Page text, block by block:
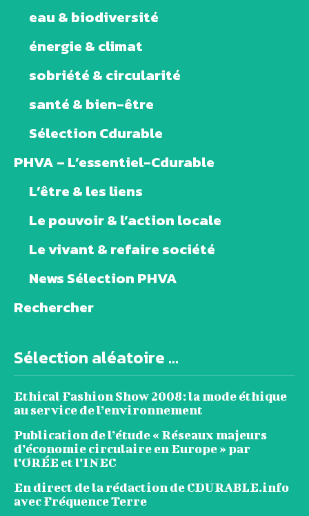
eau & biodiversité
énergie & climat
sobriété & circularité
santé & bien-être
Sélection Cdurable
PHVA – L’essentiel-Cdurable
L’être & les liens
Le pouvoir & l’action locale
Le vivant & refaire société
News Sélection PHVA
Rechercher
Sélection aléatoire ...
Ethical Fashion Show 2008: la mode éthique
au service de l’environnement
Publication de l’étude « Réseaux majeurs
d’économie circulaire en Europe » par
l’ORÉE et l’INEC
En direct de la rédaction de CDURABLE.info
avec Fréquence Terre